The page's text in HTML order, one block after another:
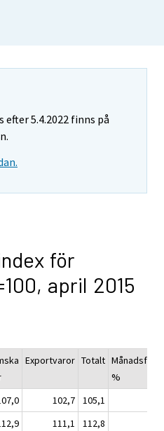
5.4.2022 finns på
för
april 2015
Exportvaror Totalt
%
102,7
105,1
111,1
112,8